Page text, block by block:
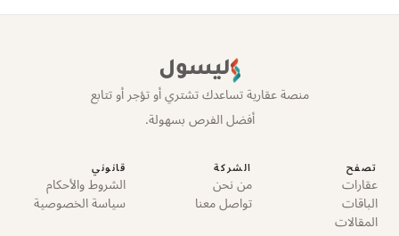
ليسول
منصة عقارية تساعدك تشتري أو تؤجر أو تتابع
أفضل الفرص بسهولة.
تصفح
عقارات
الباقات
المقالات
الشركة
من نحن
تواصل معنا
قانوني
الشروط والأحكام
سياسة الخصوصية